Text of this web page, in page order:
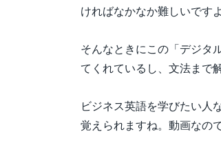
ければなかなか難しいですよ
そんなときにこの「デジタ
てくれているし、文法まで
ビジネス英語を学びたい人
覚えられますね。動画なの